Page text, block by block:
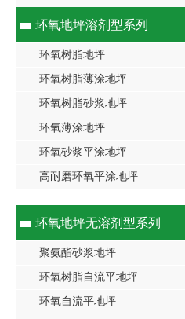
环氧地坪溶剂型系列
环氧树脂地坪
环氧树脂薄涂地坪
环氧树脂砂浆地坪
环氧薄涂地坪
环氧砂浆平涂地坪
高耐磨环氧平涂地坪
环氧地坪无溶剂型系列
聚氨酯砂浆地坪
环氧树脂自流平地坪
环氧自流平地坪